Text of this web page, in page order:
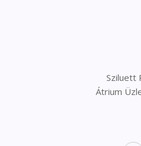
Sziluett
Átrium